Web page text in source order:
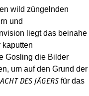
wild züngelnden
und
liegt das beinahe
kaputten
Gosling die Bilder
um auf den Grund der
DES JÄGERS für das